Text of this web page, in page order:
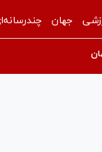
جهان